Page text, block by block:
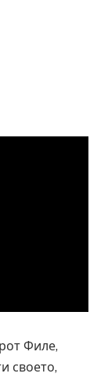
Филе,
своето,